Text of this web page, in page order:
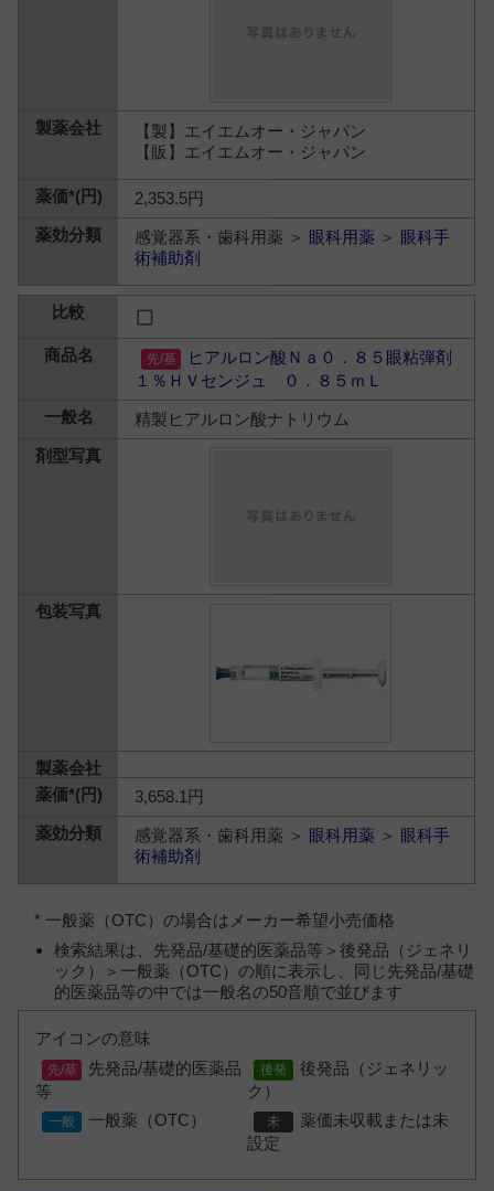
【製】エイエムオー・ジャパン
【販】エイエムオー・ジャパン
2,353.5円
感覚器系・歯科用薬 ＞ 眼科用薬 ＞ 眼科手
術補助剤
ヒアルロン酸Ｎａ０．８５眼粘弾剤
１％ＨＶセンジュ ０．８５ｍＬ
精製ヒアルロン酸ナトリウム
3,658.1円
感覚器系・歯科用薬 ＞ 眼科用薬 ＞ 眼科手
術補助剤
* 一般薬（OTC）の場合はメーカー希望小売価格
検索結果は、先発品/基礎的医薬品等＞後発品（ジェネリ
ック）＞一般薬（OTC）の順に表示し、同じ先発品/基礎
的医薬品等の中では一般名の50音順で並びます
アイコンの意味
先発品/基礎的医薬品
等
後発品（ジェネリッ
ク）
一般薬（OTC）
薬価未収載または未
設定